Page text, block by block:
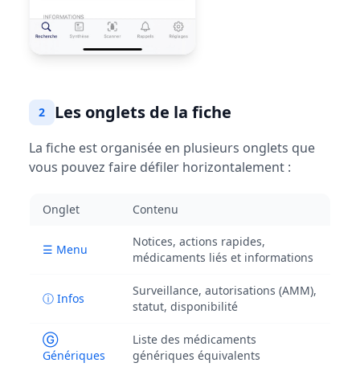
2 Les onglets de la fiche
La fiche est organisée en plusieurs onglets que
vous pouvez faire défiler horizontalement :
Onglet Contenu
☰ Menu
Notices, actions rapides,
médicaments liés et informations
ⓘ Infos
Surveillance, autorisations (AMM),
statut, disponibilité
Ⓖ
Génériques
Liste des médicaments
génériques équivalents